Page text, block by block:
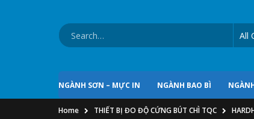
NGÀNH SƠN – MỰC IN NGÀNH BAO BÌ
Home THIẾT BỊ ĐO ĐỘ CỨNG BÚT CHÌ TQC